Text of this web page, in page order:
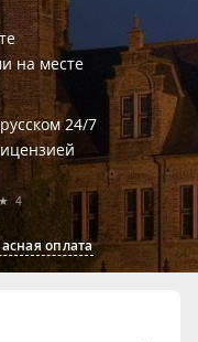
на месте
24/7
оплата
4